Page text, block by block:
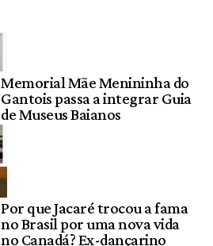
Memorial Mãe Menininha do
Gantois passa a integrar Guia
de Museus Baianos
Por que Jacaré trocou a fama
no Brasil por uma nova vida
no Canadá? Ex-dançarino